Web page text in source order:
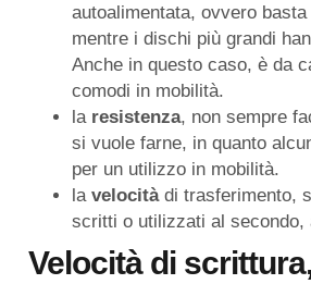
autoalimentata, ovvero
mentre i dischi più grandi
Anche in questo caso, è da
comodi in mobilità.
la resistenza, non sempre
si vuole farne, in quanto
per un utilizzo in mobilità.
la velocitàdi trasferimento,
scritti o utilizzati al secondo,
Velocità di